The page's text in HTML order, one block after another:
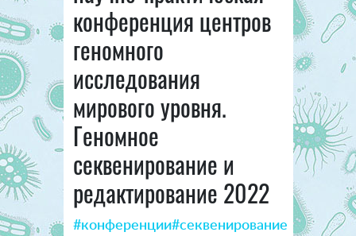
конференция центров
геномного
исследования
мирового уровня.
Геномное
секвенирование и
редактирование 2022
#конференции#секвенирование